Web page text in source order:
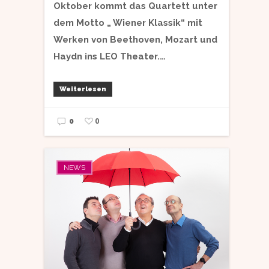
Oktober kommt das Quartett unter
dem Motto „ Wiener Klassik“ mit
Werken von Beethoven, Mozart und
Haydn ins LEO Theater.…
Weiterlesen
0 0
NEWS